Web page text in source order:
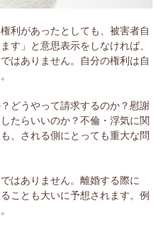
利があったとしても、被害者自
す」と意思表示をしなければ、
はありません。自分の権利は自
どうやって請求するのか？慰謝
たらいいのか？不倫・浮気に関
、される側にとっても重大な問
はありません。離婚する際に
ことも大いに予想されます。例